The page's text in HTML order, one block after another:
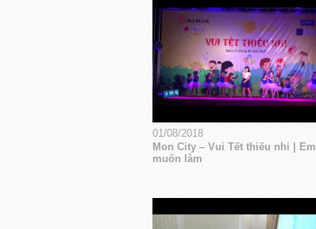
01/08/2018
Mon City – Vui Tết thiếu nhi | Em
muốn làm